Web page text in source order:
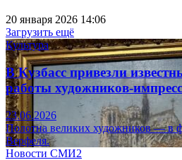
20 января 2026 14:06
Загрузить ещё
Культура
В Кузбасс привезли
работы художников-
23.06.2026
Полотна великих художников — в
Верфеля.
Новости СМИ2